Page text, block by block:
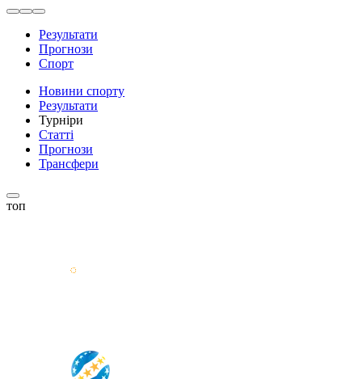
Результати
Прогнози
Спорт
Новини спорту
Результати
Турніри
Статті
Прогнози
Трансфери
топ